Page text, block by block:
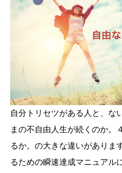
自分トリセツがある人と、な
まの不自由人生が続くのか。
るか。の大きな違いがありま
るための瞬速達成マニュアル